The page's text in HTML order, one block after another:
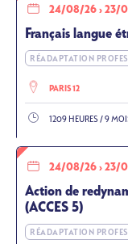
24/08/26 › 23/
Français langue
RÉADAPTATION
PARIS 12
1209 HEURES / 9
24/08/26 › 23/
Action de
(ACCES 5)
RÉADAPTATION